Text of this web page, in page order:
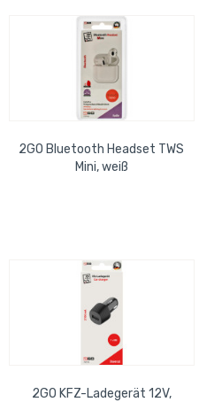
2GO Bluetooth Headset TWS
Mini, weiß
2GO KFZ-Ladegerät 12V,